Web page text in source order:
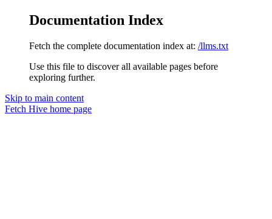
Documentation Index
Fetch the complete documentation index at: /llms.txt
Use this file to discover all available pages before
exploring further.
Skip to main content
Fetch Hive home page